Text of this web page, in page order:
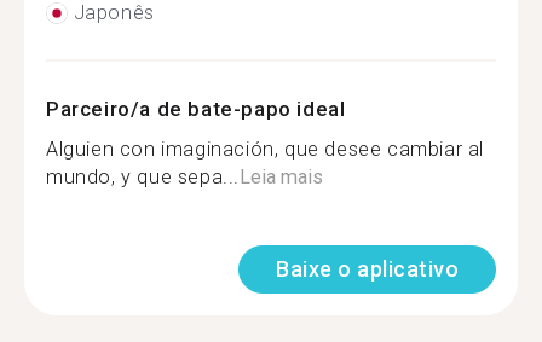
Japonês
Parceiro/a de bate-papo ideal
Alguien con imaginación, que desee cambiar al
mundo, y que sepa...Leia mais
Baixe o aplicativo